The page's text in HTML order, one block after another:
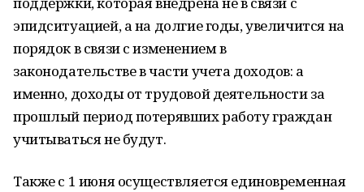
эпидситуацией, а на долгие годы, увеличится на
порядок в связи с изменением в
законодательстве в части учета доходов: а
именно, доходы от трудовой деятельности за
прошлый период потерявших работу граждан
учитываться не будут.
Также с 1 июня осуществляется единовременная